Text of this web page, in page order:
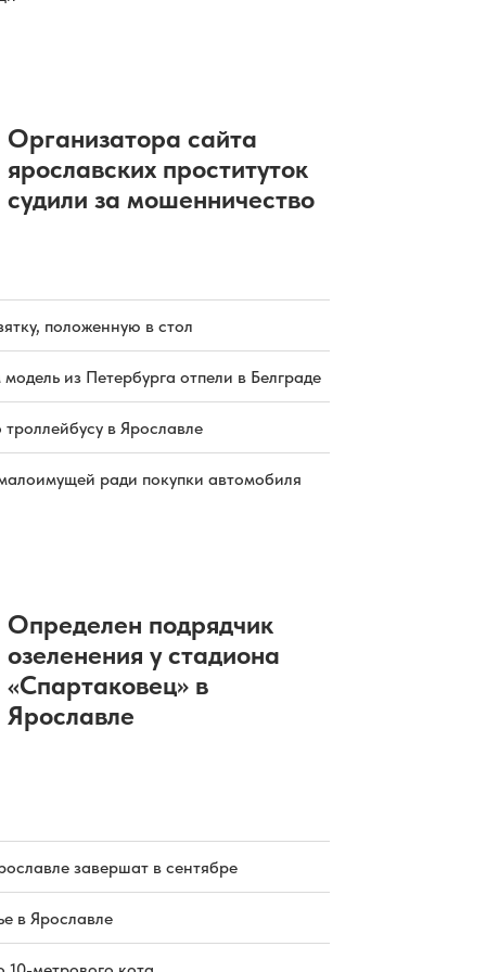
В Рыбинске на время
полумарафона перекроют проезд
по центру
06.08.2026 12:47 |АВТО
Организатора сайта
ярославских проституток
судили за мошенничество
положенную в стол
из Петербурга отпели в Белграде
троллейбусу в Ярославле
ради покупки автомобиля
Определен подрядчик
озеленения у стадиона
«Спартаковец» в
Ярославле
завершат в сентябре
в Ярославле